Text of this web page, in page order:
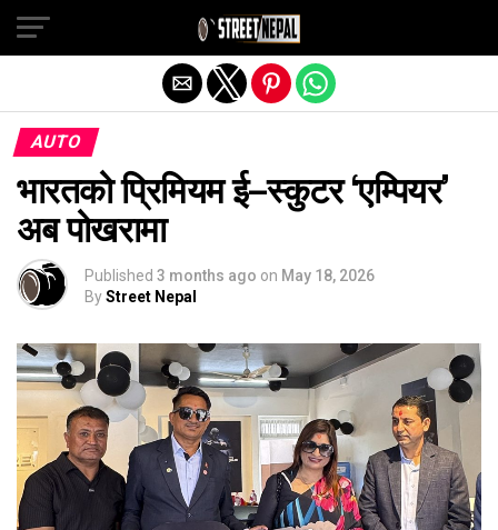
AUTO
भारतको प्रिमियम ई–स्कुटर ‘एम्पियर’
अब पोखरामा
Published 3 months ago on May 18, 2026
ByStreet Nepal
Exit mobile version